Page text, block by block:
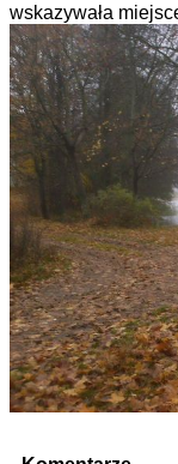
wskazywała